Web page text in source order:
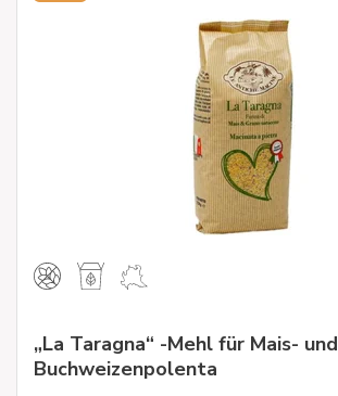
„La Taragna“ -Mehl für Mais- und
Buchweizenpolenta